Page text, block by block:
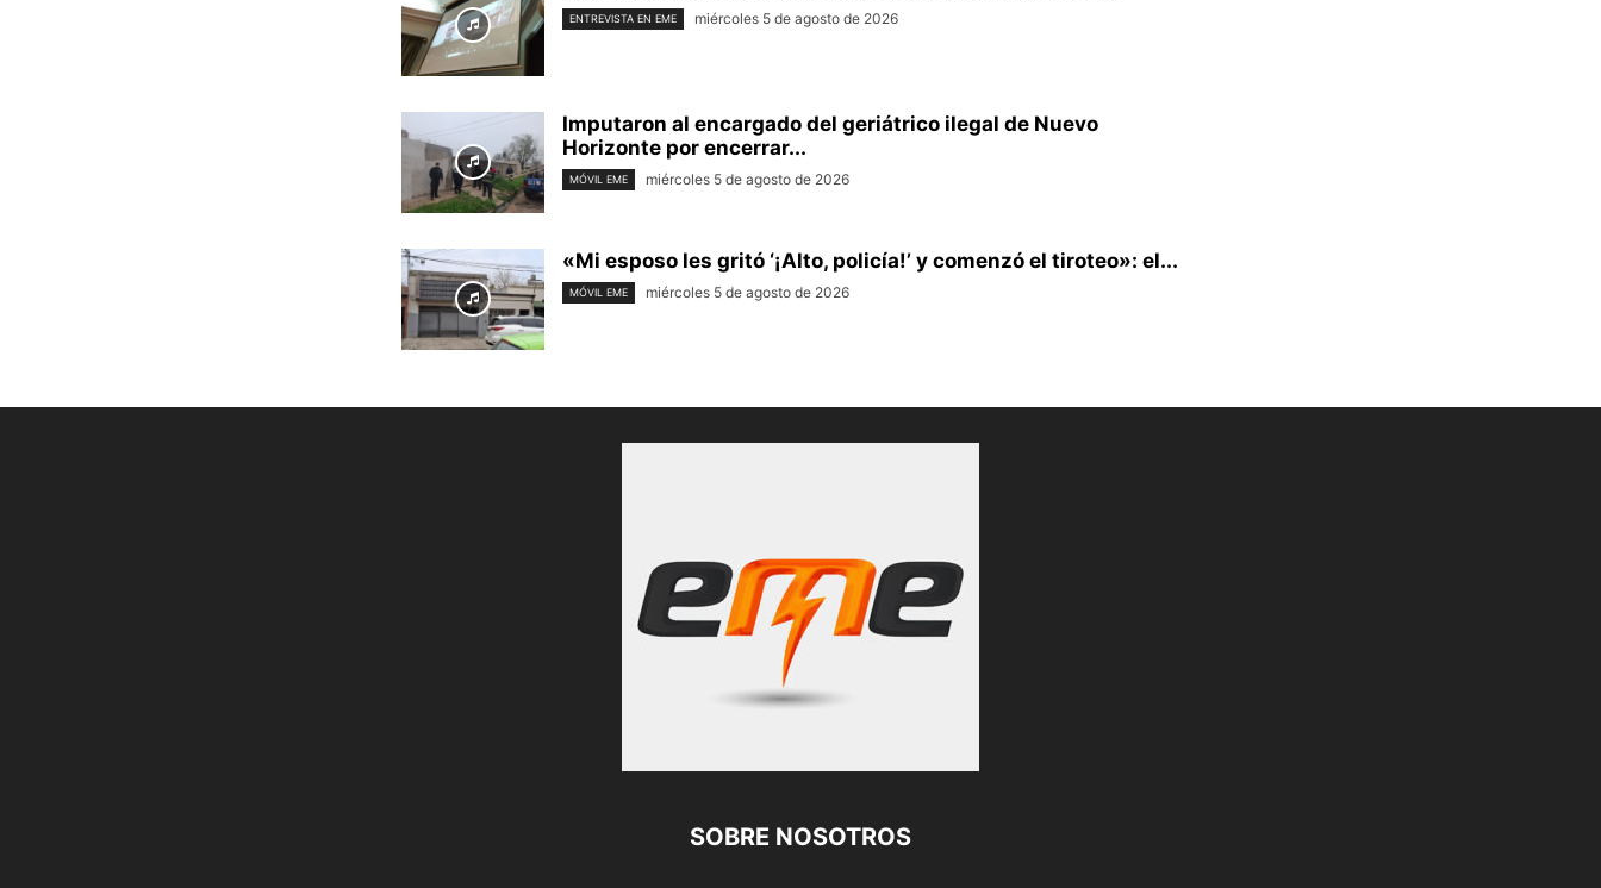
ENTREVISTA EN EME miércoles 5 de agosto de 2026
Imputaron al encargado del geriátrico ilegal de Nuevo
Horizonte por encerrar...
MÓVIL EME miércoles 5 de agosto de 2026
«Mi esposo les gritó ‘¡Alto, policía!’ y comenzó el tiroteo»: el...
MÓVIL EME miércoles 5 de agosto de 2026
SOBRE NOSOTROS